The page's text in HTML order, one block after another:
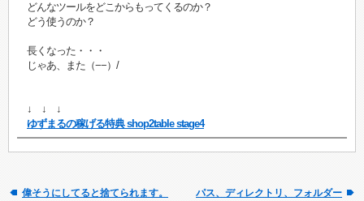
どんなツールをどこからもってくるのか？
どう使うのか？
長くなった・・・
じゃあ、また（−−）/
↓ ↓ ↓
ゆずまるの稼げる特典 shop2table stage4
偉そうにしてると捨てられます。 パス、ディレクトリ、フォルダー